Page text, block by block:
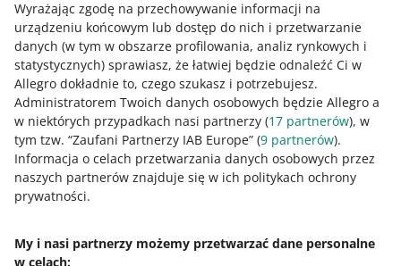
Wyrażając zgodę na przechowywanie informacji na
urządzeniu końcowym lub dostęp do nich i przetwarzanie
danych (w tym w obszarze profilowania, analiz rynkowych i
statystycznych) sprawiasz, że łatwiej będzie odnaleźć Ci w
Allegro dokładnie to, czego szukasz i potrzebujesz.
Administratorem Twoich danych osobowych będzie Allegro a
w niektórych przypadkach nasi partnerzy (17 partnerów), w
tym tzw. “Zaufani Partnerzy IAB Europe” (9 partnerów).
Informacja o celach przetwarzania danych osobowych przez
naszych partnerów znajduje się w ich politykach ochrony
prywatności.
My i nasi partnerzy możemy przetwarzać dane personalne
w celach:
Zaznacz oferty, które chcesz zgłosić.
Kliknij [zgłoś oferty]
W zakładceZarządzaj udziałem sprawdzisz status
zgłoszonej oferty i datę jej emisji w programie.
Sprawdźregulamin programu.